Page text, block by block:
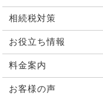
相続税対策
お役立ち情報
料金案内
お客様の声